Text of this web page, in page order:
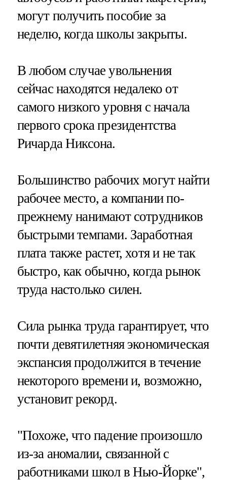
могут получить пособие за
неделю, когда школы закрыты.
В любом случае увольнения
сейчас находятся недалеко от
самого низкого уровня с начала
первого срока президентства
Ричарда Никсона.
Большинство рабочих могут найти
рабочее место, а компании по-
прежнему нанимают сотрудников
быстрыми темпами. Заработная
плата также растет, хотя и не так
быстро, как обычно, когда рынок
труда настолько силен.
Сила рынка труда гарантирует, что
почти девятилетняя экономическая
экспансия продолжится в течение
некоторого времени и, возможно,
установит рекорд.
"Похоже, что падение произошло
из-за аномалии, связанной с
работниками школ в Нью-Йорке",